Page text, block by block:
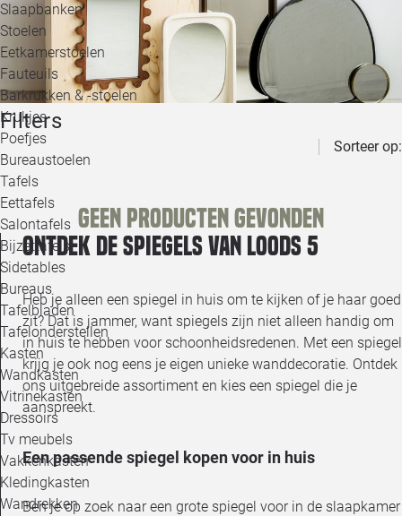
Slaapbanken
Stoelen
Eetkamerstoelen
Fauteuils
Barkrukken & -stoelen
Krukjes
Poefjes
Bureaustoelen
Tafels
Eettafels
Salontafels
Bijzettafels
Sidetables
Bureaus
Tafelbladen
Tafelonderstellen
Kasten
Wandkasten
Vitrinekasten
Dressoirs
Tv meubels
Vakkenkasten
Kledingkasten
Wandrekken
Alle
Filters
Sorteer op:
Geen producten gevonden
Ontdek de spiegels van Loods 5
Heb je alleen een spiegel in huis om te kijken of je haar goed
zit? Dat is jammer, want spiegels zijn niet alleen handig om
in huis te hebben voor schoonheidsredenen. Met een spiegel
krijg je ook nog eens je eigen unieke wanddecoratie. Ontdek
ons uitgebreide assortiment en kies een spiegel die je
aanspreekt.
Een passende spiegel kopen voor in huis
Ben je op zoek naar een grote spiegel voor in de slaapkamer